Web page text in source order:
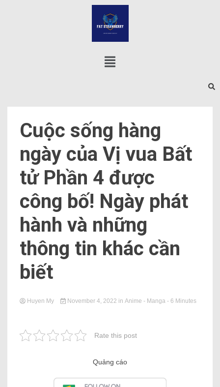
Cuộc sống hàng
ngày của Vị vua Bất
tử Phần 4 được
công bố! Ngày phát
hành và những
thông tin khác cần
biết
Huyen My November 4, 2022 in Anime - Manga - 6 Minutes
Rate this post
Quảng cáo